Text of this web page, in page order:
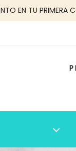
EN TU PRIMERA